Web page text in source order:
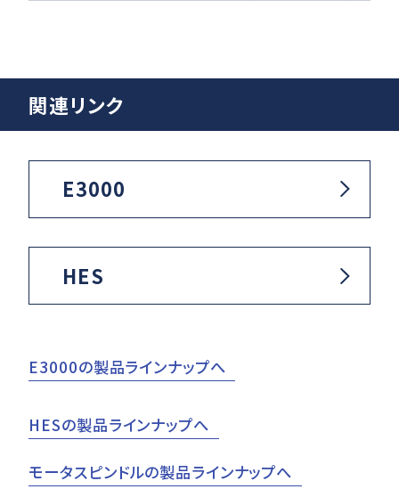
関連リンク
E3000
HES
E3000の製品ラインナップへ
HESの製品ラインナップへ
モータスピンドルの製品ラインナップへ